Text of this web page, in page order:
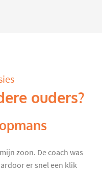
ouders?
zoon. De coach was
er snel een klik